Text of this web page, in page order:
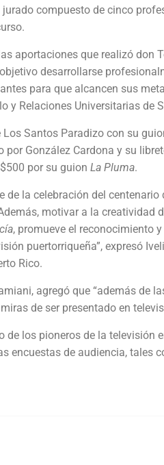
compuesto de cinco
aportaciones que realizó don
desarrollarse
para que alcancen sus
y Relaciones Universitarias de
Santos Paradizo con su
por González Cardona y su
por su guion La Pluma.
de la celebración del
motivar a la creatividad
, promueve el reconocimiento
puertorriqueña”, expresó
Rico.
agregó que “además de
de ser presentado en
los pioneros de la televisión
encuestas de audiencia, tales